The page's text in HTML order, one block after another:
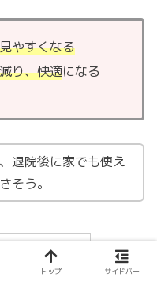
やすくなる
り、快適になる
退院後に家でも使え
そう。
トップ サイドバー